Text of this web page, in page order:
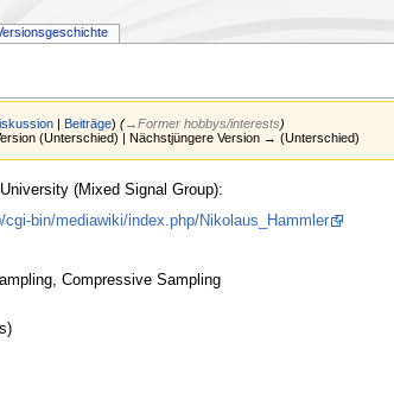
Beiträge) (→‎Former hobbys/interests)
(Unterschied) | Nächstjüngere Version → (Unterschied)
(Mixed Signal Group):
bin/mediawiki/index.php/Nikolaus_Hammler
Compressive Sampling